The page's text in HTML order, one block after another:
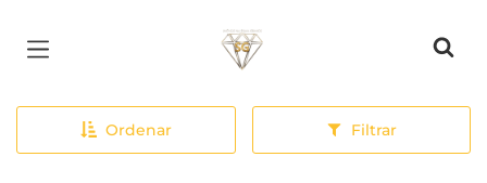
Página inicial
Ordenar Filtrar